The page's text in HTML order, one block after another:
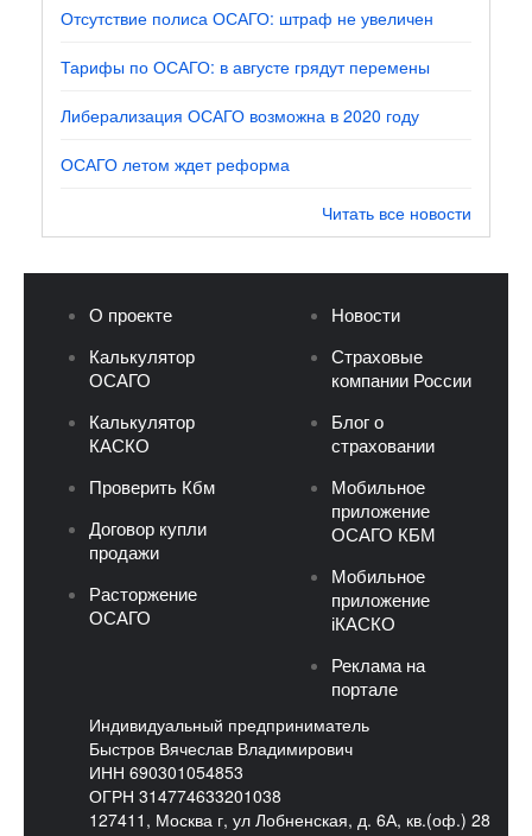
Отсутствие полиса ОСАГО: штраф не увеличен
Тарифы по ОСАГО: в августе грядут перемены
Либерализация ОСАГО возможна в 2020 году
ОСАГО летом ждет реформа
Читать все новости
О проекте
Калькулятор
ОСАГО
Калькулятор
КАСКО
Проверить Кбм
Договор купли
продажи
Расторжение
ОСАГО
Новости
Страховые
компании России
Блог о
страховании
Мобильное
приложение
ОСАГО КБМ
Мобильное
приложение
iКАСКО
Реклама на
портале
Индивидуальный предприниматель
Быстров Вячеслав Владимирович
ИНН 690301054853
ОГРН 314774633201038
127411, Москва г, ул Лобненская, д. 6А, кв.(оф.) 28